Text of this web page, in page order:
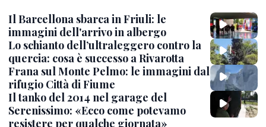
Il Barcellona sbarca in Friuli: le
immagini dell'arrivo in albergo
Lo schianto dell’ultraleggero contro la
quercia: cosa è successo a Rivarotta
Frana sul Monte Pelmo: le immagini dal
rifugio Città di Fiume
Il tanko del 2014 nel garage del
Serenissimo: «Ecco come potevamo
resistere per qualche giornata»